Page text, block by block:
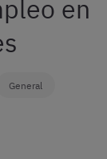
en
General